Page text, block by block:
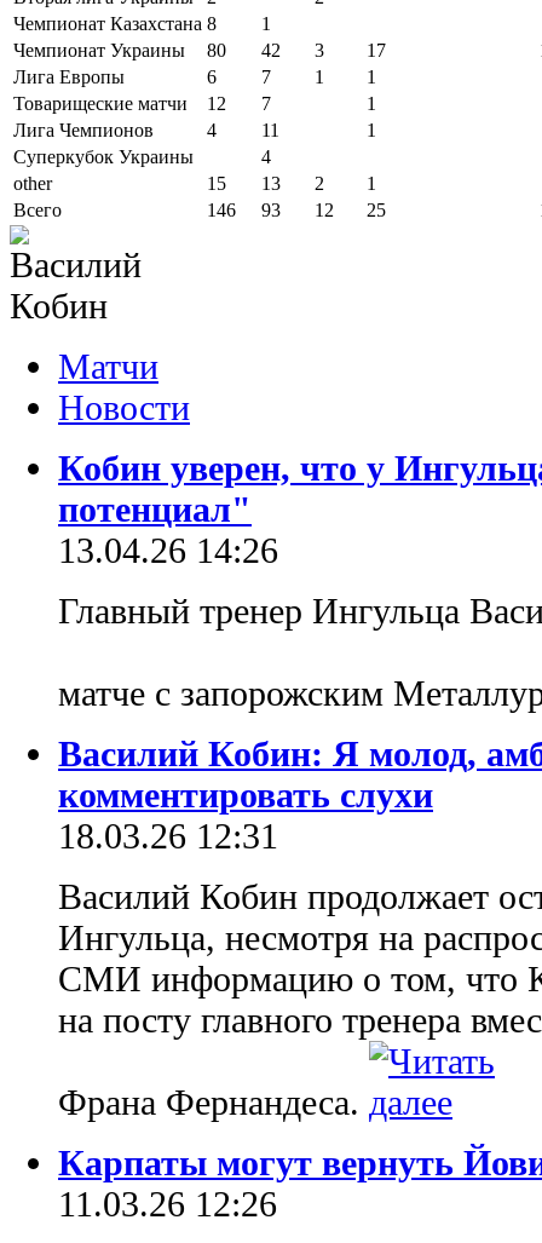
Чемпионат Казахстана 8
1
Чемпионат Украины
80 42 3 17
Лига Европы
6 7 1
1
Товарищеские матчи
12 7
1
Лига Чемпионов
4 11
1
Суперкубок Украины
4
other
15 13 2
1
Всего
146 93 12 25
Матчи
Новости
Кобин уверен, что у
потенциал"
13.04.26 14:26
Главный тренер Ингульца
матче с запорожским
Василий Кобин: Я молод,
комментировать слухи
18.03.26 12:31
Василий Кобин продолжает
Ингульца, несмотря на
СМИ информацию о том, что
на посту главного тренера
Франа Фернандеса.
Карпаты могут вернуть
11.03.26 12:26